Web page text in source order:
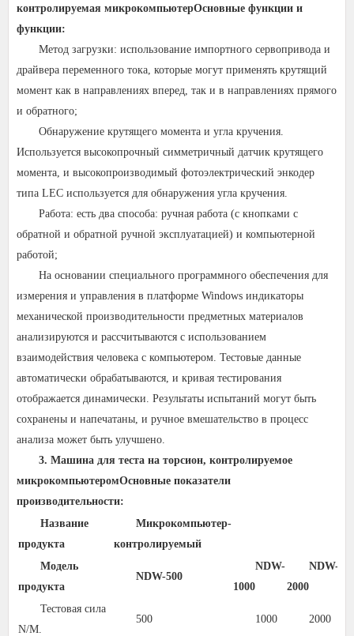
контролируемая микрокомпьютерОсновные функции и
функции:
Метод загрузки: использование импортного сервопривода и
драйвера переменного тока, которые могут применять крутящий
момент как в направлениях вперед, так и в направлениях прямого
и обратного;
Обнаружение крутящего момента и угла кручения.
Используется высокопрочный симметричный датчик крутящего
момента, и высокопроизводимый фотоэлектрический энкодер
типа LEC используется для обнаружения угла кручения.
Работа: есть два способа: ручная работа (с кнопками с
обратной и обратной ручной эксплуатацией) и компьютерной
работой;
На основании специального программного обеспечения для
измерения и управления в платформе Windows индикаторы
механической производительности предметных материалов
анализируются и рассчитываются с использованием
взаимодействия человека с компьютером. Тестовые данные
автоматически обрабатываются, и кривая тестирования
отображается динамически. Результаты испытаний могут быть
сохранены и напечатаны, и ручное вмешательство в процесс
анализа может быть улучшено.
3. Машина для теста на торсион, контролируемое
микрокомпьютеромОсновные показатели
производительности:
Название
продукта
Микрокомпьютер-
контролируемый
Модель
продукта
NDW-500
NDW-
1000
NDW-
2000
Тестовая сила
N/M.
500 1000 2000